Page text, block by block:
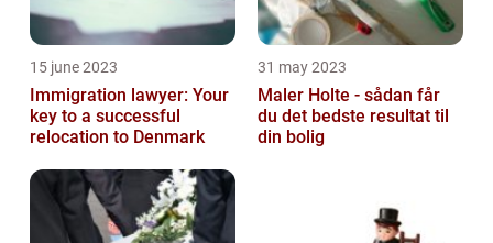
15 june 2023
Immigration lawyer: Your
key to a successful
relocation to Denmark
31 may 2023
Maler Holte - sådan får
du det bedste resultat til
din bolig